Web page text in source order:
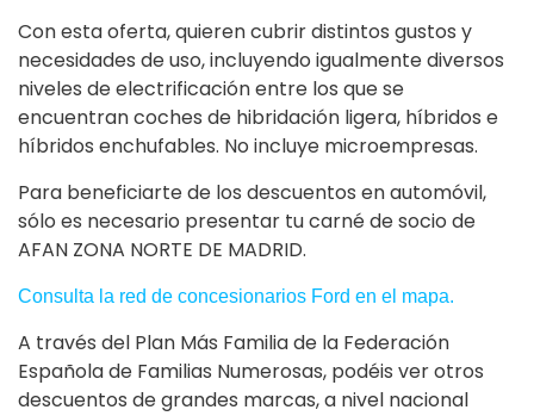
Con esta oferta, quieren cubrir distintos gustos y
necesidades de uso, incluyendo igualmente diversos
niveles de electrificación entre los que se
encuentran coches de hibridación ligera, híbridos e
híbridos enchufables. No incluye microempresas.
Para beneficiarte de los descuentos en automóvil,
sólo es necesario presentar tu carné de socio de
AFAN ZONA NORTE DE MADRID.
Consulta la red de concesionarios Ford en el mapa.
A través del Plan Más Familia de la Federación
Española de Familias Numerosas, podéis ver otros
descuentos de grandes marcas, a nivel nacional